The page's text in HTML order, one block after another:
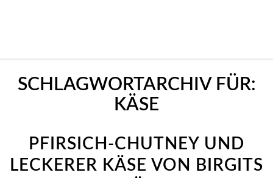
SCHLAGWORTARCHIV FÜR:
KÄSE
PFIRSICH-CHUTNEY UND
LECKERER KÄSE VON BIRGITS